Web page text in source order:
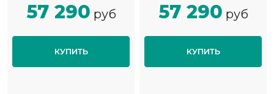
57 290 руб
КУПИТЬ
57 290 руб
КУПИТЬ